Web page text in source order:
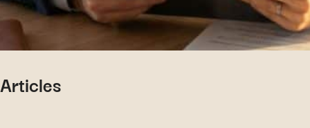
Articles